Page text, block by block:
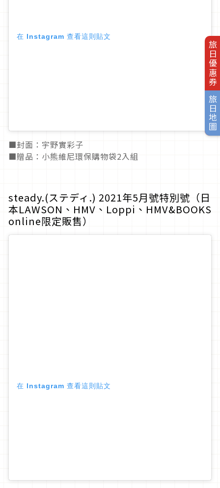
旅日優惠券
旅日地圖
在 Instagram 查看這則貼文
■封面：宇野實彩子
■贈品：小熊維尼環保購物袋2入組
steady.(ステディ.) 2021年5月號特別號（日
本LAWSON、HMV、Loppi、HMV&BOOKS
online限定販售）
在 Instagram 查看這則貼文